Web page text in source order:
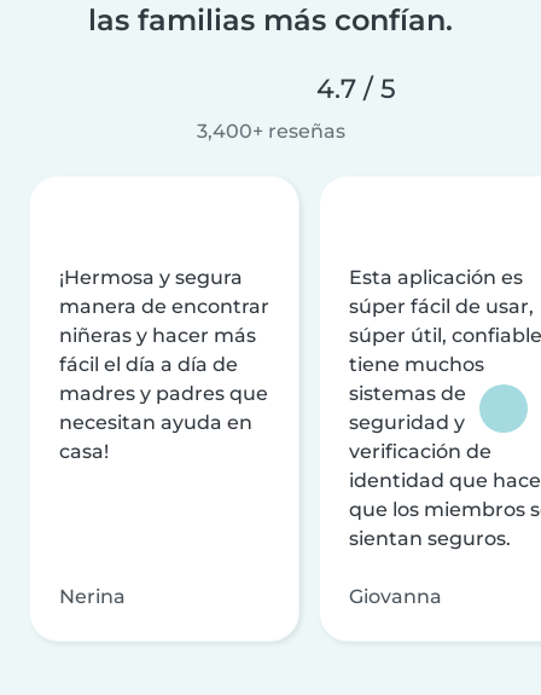
las familias más confían.
4.7 / 5
3,400+ reseñas
¡Hermosa y segura
manera de encontrar
niñeras y hacer más
fácil el día a día de
madres y padres que
necesitan ayuda en
casa!
Nerina
Esta aplicación es
súper fácil de usar,
súper útil,
tiene muchos
sistemas de
seguridad y
verificación de
identidad que
que los miembros
sientan seguros.
Giovanna